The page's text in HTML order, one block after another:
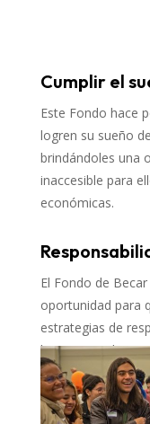
Cumplir el
Este Fondo hace
logren su sueño
brindándoles una
inaccesible para
económicas.
El Fondo de
oportunidad para
estrategias de
bienestar y
profesionales en